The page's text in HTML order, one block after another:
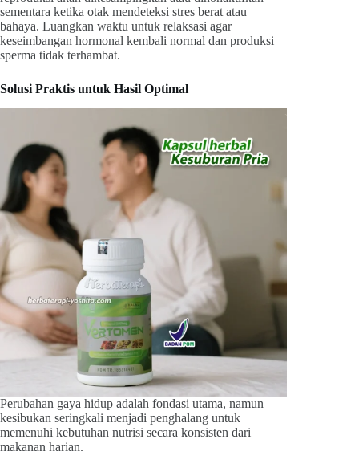
sementara ketika otak mendeteksi stres berat atau
bahaya. Luangkan waktu untuk relaksasi agar
keseimbangan hormonal kembali normal dan produksi
sperma tidak terhambat.
Solusi Praktis untuk Hasil Optimal
Perubahan gaya hidup adalah fondasi utama, namun
kesibukan seringkali menjadi penghalang untuk
memenuhi kebutuhan nutrisi secara konsisten dari
makanan harian.